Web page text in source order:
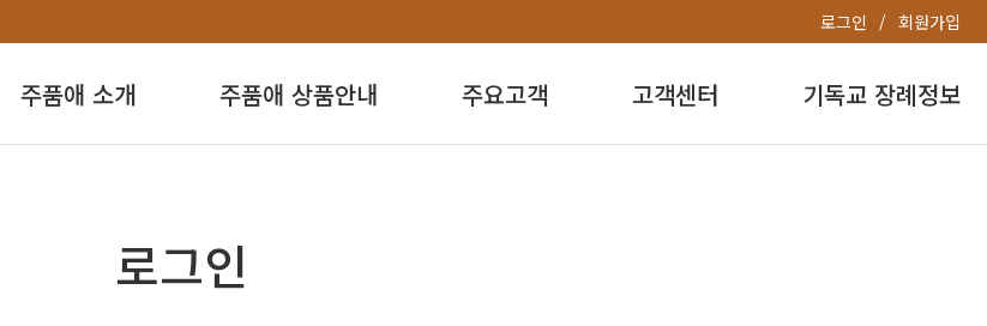
로그인 회원가입
주품애 소개 주품애 상품안내 주요고객 고객센터 기독교 장례정보
로그인